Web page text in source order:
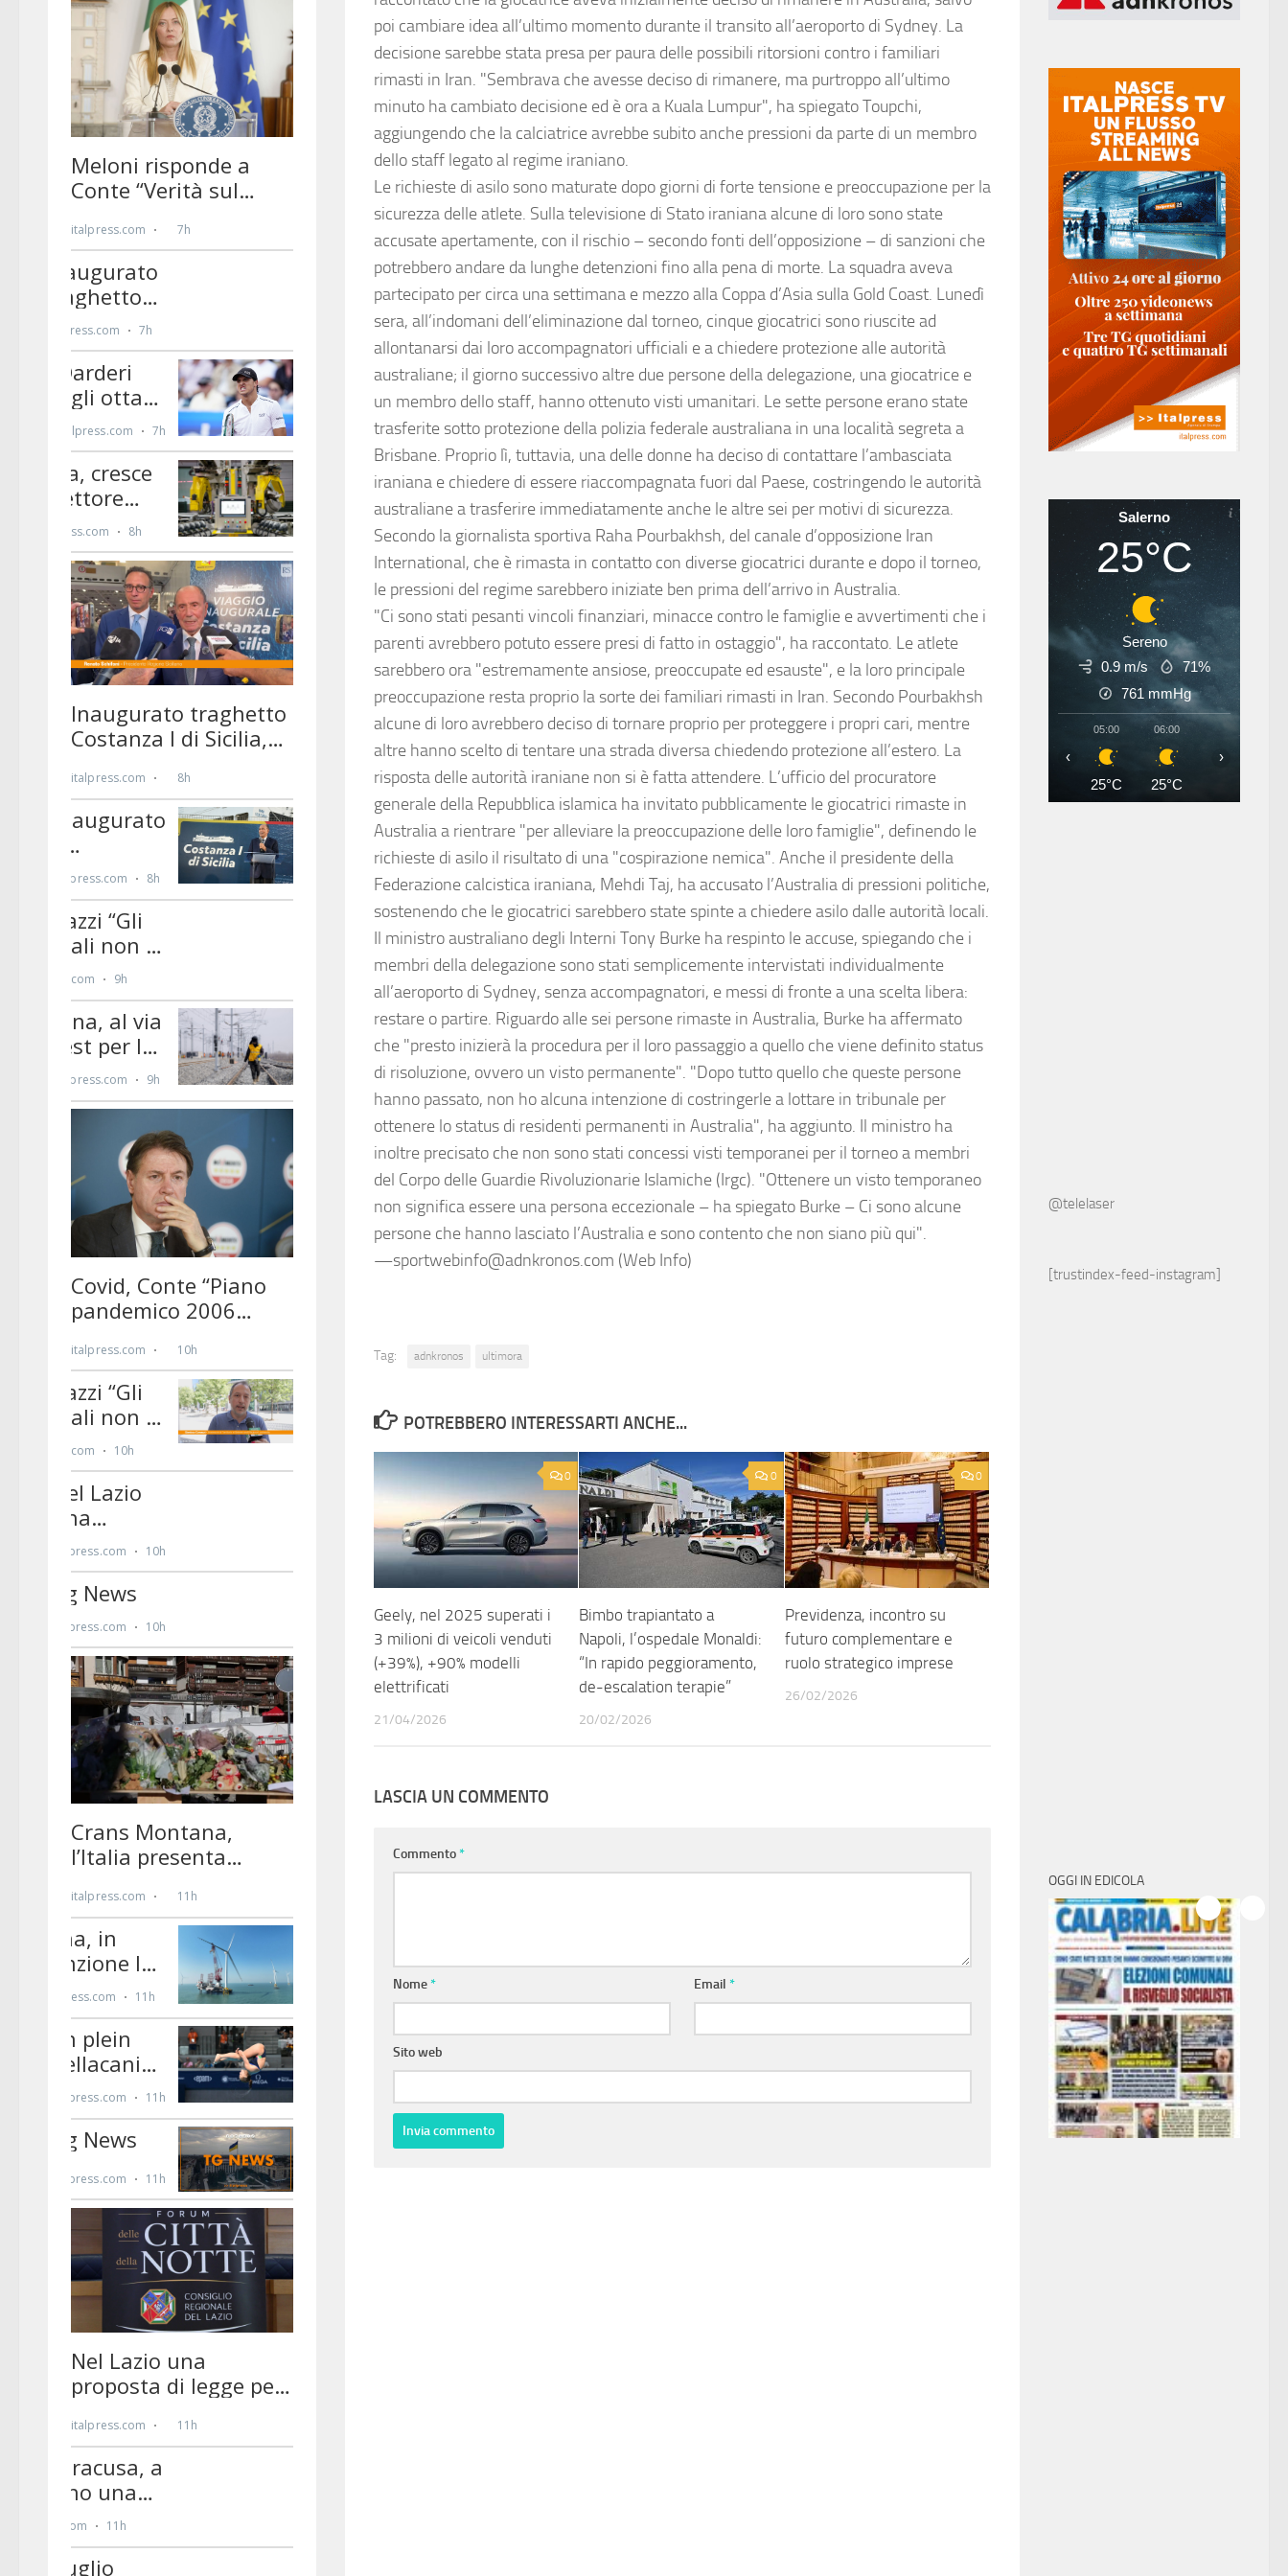
poi cambiare idea all’ultimo momento durante il transito all’aeroporto di Sydney. La
decisione sarebbe stata presa per paura delle possibili ritorsioni contro i familiari
rimasti in Iran. "Sembrava che avesse deciso di rimanere, ma purtroppo all’ultimo
minuto ha cambiato decisione ed è ora a Kuala Lumpur", ha spiegato Toupchi,
aggiungendo che la calciatrice avrebbe subito anche pressioni da parte di un membro
dello staff legato al regime iraniano.
Le richieste di asilo sono maturate dopo giorni di forte tensione e preoccupazione per la
sicurezza delle atlete. Sulla televisione di Stato iraniana alcune di loro sono state
accusate apertamente, con il rischio – secondo fonti dell’opposizione – di sanzioni che
potrebbero andare da lunghe detenzioni fino alla pena di morte. La squadra aveva
partecipato per circa una settimana e mezzo alla Coppa d’Asia sulla Gold Coast. Lunedì
sera, all’indomani dell’eliminazione dal torneo, cinque giocatrici sono riuscite ad
allontanarsi dai loro accompagnatori ufficiali e a chiedere protezione alle autorità
australiane; il giorno successivo altre due persone della delegazione, una giocatrice e
un membro dello staff, hanno ottenuto visti umanitari. Le sette persone erano state
trasferite sotto protezione della polizia federale australiana in una località segreta a
Brisbane. Proprio lì, tuttavia, una delle donne ha deciso di contattare l’ambasciata
iraniana e chiedere di essere riaccompagnata fuori dal Paese, costringendo le autorità
australiane a trasferire immediatamente anche le altre sei per motivi di sicurezza.
Secondo la giornalista sportiva Raha Pourbakhsh, del canale d’opposizione Iran
International, che è rimasta in contatto con diverse giocatrici durante e dopo il torneo,
le pressioni del regime sarebbero iniziate ben prima dell’arrivo in Australia.
"Ci sono stati pesanti vincoli finanziari, minacce contro le famiglie e avvertimenti che i
parenti avrebbero potuto essere presi di fatto in ostaggio", ha raccontato. Le atlete
sarebbero ora "estremamente ansiose, preoccupate ed esauste", e la loro principale
preoccupazione resta proprio la sorte dei familiari rimasti in Iran. Secondo Pourbakhsh
alcune di loro avrebbero deciso di tornare proprio per proteggere i propri cari, mentre
altre hanno scelto di tentare una strada diversa chiedendo protezione all’estero. La
risposta delle autorità iraniane non si è fatta attendere. L’ufficio del procuratore
generale della Repubblica islamica ha invitato pubblicamente le giocatrici rimaste in
Australia a rientrare "per alleviare la preoccupazione delle loro famiglie", definendo le
richieste di asilo il risultato di una "cospirazione nemica". Anche il presidente della
Federazione calcistica iraniana, Mehdi Taj, ha accusato l’Australia di pressioni politiche,
sostenendo che le giocatrici sarebbero state spinte a chiedere asilo dalle autorità locali.
Il ministro australiano degli Interni Tony Burke ha respinto le accuse, spiegando che i
membri della delegazione sono stati semplicemente intervistati individualmente
all’aeroporto di Sydney, senza accompagnatori, e messi di fronte a una scelta libera:
restare o partire. Riguardo alle sei persone rimaste in Australia, Burke ha affermato
che "presto inizierà la procedura per il loro passaggio a quello che viene definito status
di risoluzione, ovvero un visto permanente". "Dopo tutto quello che queste persone
hanno passato, non ho alcuna intenzione di costringerle a lottare in tribunale per
ottenere lo status di residenti permanenti in Australia", ha aggiunto. Il ministro ha
inoltre precisato che non sono stati concessi visti temporanei per il torneo a membri
del Corpo delle Guardie Rivoluzionarie Islamiche (Irgc). "Ottenere un visto temporaneo
non significa essere una persona eccezionale – ha spiegato Burke – Ci sono alcune
persone che hanno lasciato l’Australia e sono contento che non siano più qui".
—sportwebinfo@adnkronos.com (Web Info)
Tag: adnkronos ultimora
POTREBBERO INTERESSARTI ANCHE...
0
Geely, nel 2025 superati i
3 milioni di veicoli venduti
(+39%), +90% modelli
elettrificati
21/04/2026
0
Bimbo trapiantato a
Napoli, l’ospedale Monaldi:
“In rapido peggioramento,
de-escalation terapie”
20/02/2026
0
Previdenza, incontro su
futuro complementare e
ruolo strategico imprese
26/02/2026
LASCIA UN COMMENTO
Commento*
Nome* Email*
Sito web
Salerno
25°C
Sereno
0.9 m/s
71%
761 mmHg
05:00
25°C
06:00
25°C
‹ ›
@telelaser
[trustindex-feed-instagram]
OGGI IN EDICOLA